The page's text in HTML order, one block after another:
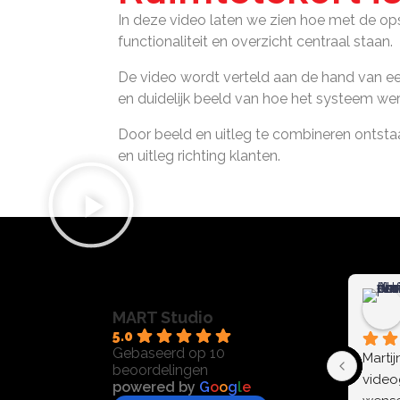
In deze video laten we zien hoe met de
functionaliteit en overzicht centraal staan.
De video wordt verteld aan de hand van
en duidelijk beeld van hoe het systeem
Door beeld en uitleg te combineren
en uitleg richting klanten.
MART Studio
5.0
Gebaseerd op 10
beoordelingen
powered by Google